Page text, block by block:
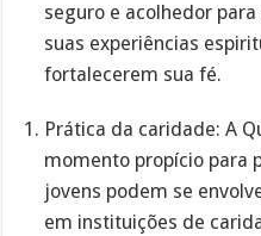
seguro e acolhedor
suas experiências
fortalecerem sua fé.
Prática da caridade: A
momento propício para
jovens podem se
em instituições de